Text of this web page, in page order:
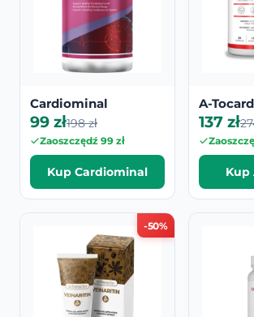
Cardiominal
99 zł198 zł
Zaoszczędź 99 zł
Kup Cardiominal
A-Tocard
137 zł
Kup
-50%